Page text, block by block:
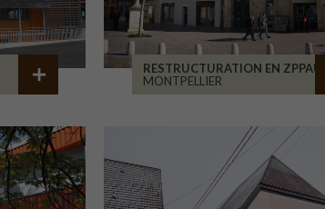
RESTRUCTURATION EN ZPPAUP
MONTPELLIER